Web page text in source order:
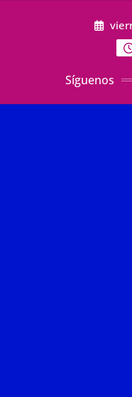
Síguenos